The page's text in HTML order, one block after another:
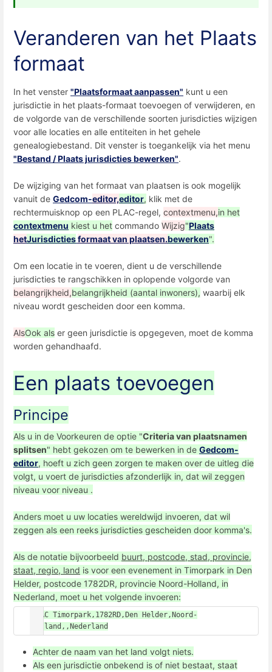
Veranderen van het Plaats
formaat
In het venster "Plaatsformaat aanpassen" kunt u een
jurisdictie in het plaats-formaat toevoegen of verwijderen, en
de volgorde van de verschillende soorten jurisdicties wijzigen
voor alle locaties en alle entiteiten in het gehele
genealogiebestand. Dit venster is toegankelijk via het menu
"Bestand / Plaats jurisdicties bewerken".
De wijziging van het formaat van plaatsen is ook mogelijk
vanuit de Gedcom-editor,editor, klik met de
rechtermuisknop op een PLAC-regel, contextmenu,in het
contextmenu kiest u het commando Wijzig"Plaats
hetJurisdictiesformaat van plaatsen.bewerken".
Om een ​​locatie in te voeren, dient u de verschillende
jurisdicties te rangschikken in oplopende volgorde van
belangrijkheid,belangrijkheid (aantal inwoners), waarbij elk
niveau wordt gescheiden door een komma.
AlsOok als er geen jurisdictie is opgegeven, moet de komma
worden gehandhaafd.
Een plaats toevoegen
Principe
Als u in de Voorkeuren de optie "Criteria van plaatsnamen
splitsen" hebt gekozen om te bewerken in de Gedcom-
editor, hoeft u zich geen zorgen te maken over de uitleg die
volgt, u voert de jurisdicties afzonderlijk in, dat wil zeggen
niveau voor niveau .
Anders moet u uw locaties wereldwijd invoeren, dat wil
zeggen als een reeks jurisdicties gescheiden door komma's.
Als de notatie bijvoorbeeld buurt, postcode, stad, provincie,
staat, regio, land is voor een evenement in Timorpark in Den
Helder, postcode 1782DR, provincie Noord-Holland, in
Nederland, moet u het volgende invoeren:
PLAC Timorpark,1782RD,Den Helder,Noord-
Holland,,Nederland
Achter de naam van het land volgt niets.
Als een jurisdictie onbekend is of niet bestaat, staat